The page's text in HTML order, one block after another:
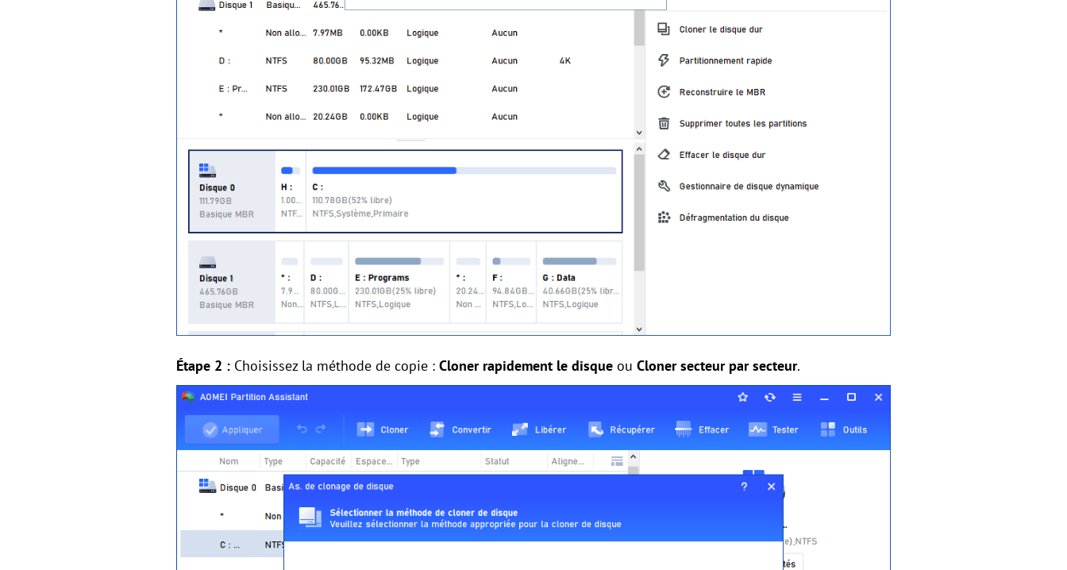
Étape 2 : Choisissez la méthode de copie : Cloner rapidement le disque ou Cloner secteur par secteur.